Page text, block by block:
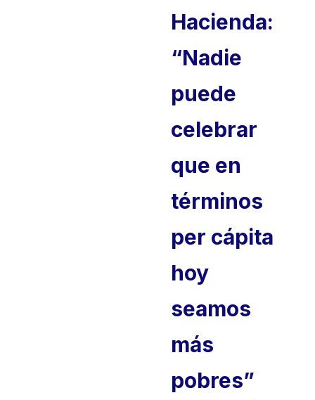
Hacienda:
“Nadie
puede
celebrar
que en
términos
per cápita
hoy
seamos
más
pobres”